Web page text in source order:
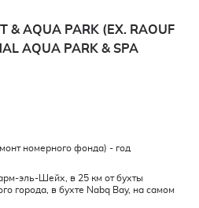
& AQUA PARK (EX. RAOUF
AQUA PARK & SPA
номерного фонда) - год
эль-Шейх, в 25 км от бухты
города, в бухте Nabq Bay, на самом